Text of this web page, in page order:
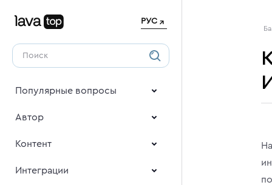
РУС
Популярные вопросы
Автор
Контент
Интеграции